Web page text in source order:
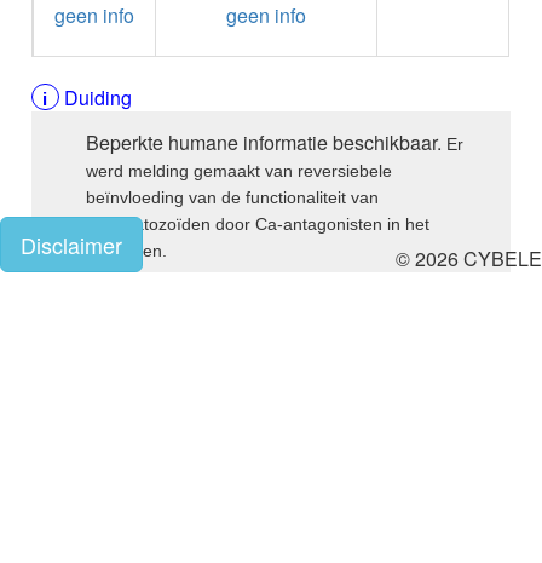
ALPELISIB
ALPRAZOLAM
ALPROSTADIL
ALPROSTADIL IV
ALTEPLASE
ALTIZIDE
ALUMINIUM HYDROXIDE
ALUMINIUM OXIDE
ALUMINIUM OXIDE / MAGNESIUM HYDROXYDE
ALVERINE citraat
geen info geen info
Duiding
Beperkte humane informatie beschikbaar. Er
werd melding gemaakt van reversiebele
beïnvloeding van de functionaliteit van
spermatozoïden door Ca-antagonisten in het
algemeen.
Disclaimer © 2026 CYBELE